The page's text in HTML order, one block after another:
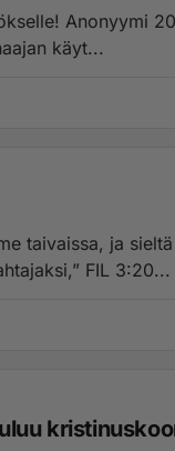
Ilmoita
käyt...
taivaissa, ja
FIL 3:20...